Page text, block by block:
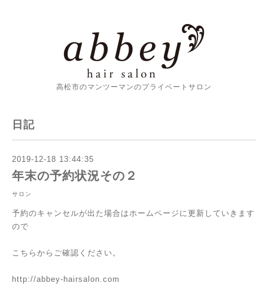
高松市のマンツーマンのプライベートサロン
日記
2019-12-18 13:44:35
年末の予約状況その２
サロン
予約のキャンセルが出た場合はホームページに更新していきます
ので
こちらからご確認ください。
http://abbey-hairsalon.com